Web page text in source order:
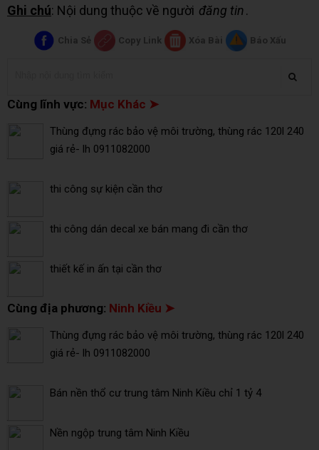
Ghi chú: Nội dung thuộc về người đăng tin.
Chia Sẻ Copy Link Xóa Bài Báo Xấu
Cùng lĩnh vực: Mục Khác ➤
Thùng đựng rác bảo vệ môi trường, thùng rác 120l 240
giá rẻ- lh 0911082000
thi công sự kiện cần thơ
thi công dán decal xe bán mang đi cần thơ
thiết kế in ấn tại cần thơ
Cùng địa phương: Ninh Kiều ➤
Thùng đựng rác bảo vệ môi trường, thùng rác 120l 240
giá rẻ- lh 0911082000
Bán nền thổ cư trung tâm Ninh Kiều chỉ 1 tỷ 4
Nền ngộp trung tâm Ninh Kiều